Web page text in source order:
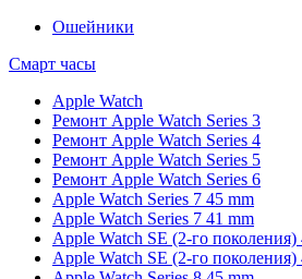
Ошейники
Смарт часы
Apple Watch
Ремонт Apple Watch Series 3
Ремонт Apple Watch Series 4
Ремонт Apple Watch Series 5
Ремонт Apple Watch Series 6
Apple Watch Series 7 45 mm
Apple Watch Series 7 41 mm
Apple Watch SE (2-го поколения)
Apple Watch SE (2-го поколения)